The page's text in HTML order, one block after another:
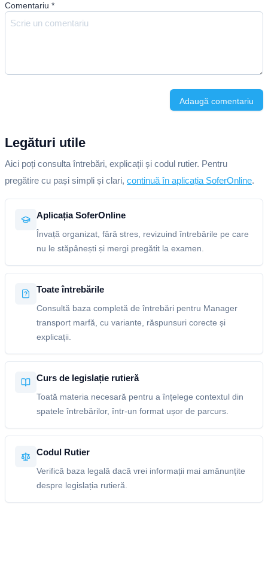
Comentariu *
Adaugă comentariu
Legături utile
Aici poți consulta întrebări, explicații și codul rutier. Pentru
pregătire cu pași simpli și clari, continuă în aplicația SoferOnline.
Aplicația SoferOnline
Învață organizat, fără stres, revizuind întrebările pe care
nu le stăpânești și mergi pregătit la examen.
Toate întrebările
Consultă baza completă de întrebări pentru Manager
transport marfă, cu variante, răspunsuri corecte și
explicații.
Curs de legislație rutieră
Toată materia necesară pentru a înțelege contextul din
spatele întrebărilor, într-un format ușor de parcurs.
Codul Rutier
Verifică baza legală dacă vrei informații mai amănunțite
despre legislația rutieră.